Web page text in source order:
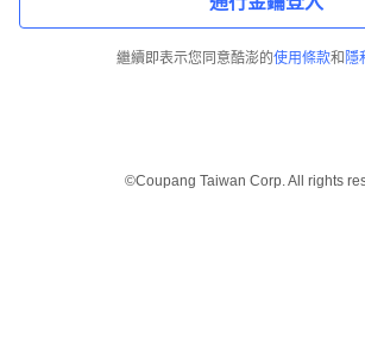
繼續即表示您同意酷澎的使用條款和 隱
©Coupang Taiwan Corp. All rights